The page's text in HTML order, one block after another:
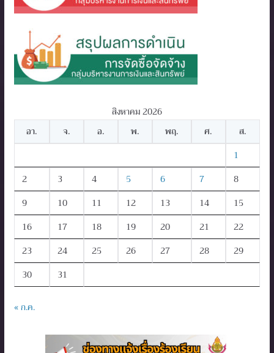
สิงหาคม 2026
อา.
จ. อ. พ. พฤ. ศ.
ส.
1
2
3 4 5 6 7
8
9
10 11 12 13 14
15
16
17 18 19 20 21
22
23
24 25 26 27 28
29
30
31
« ก.ค.